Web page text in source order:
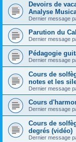
Devoirs de
Analyse
Dernier message
Parution du
Dernier message
Pédagogie
Dernier message
Cours de
notes et les
Dernier message
Cours
Dernier message
Cours de
degrés (vidéo)
Dernier message